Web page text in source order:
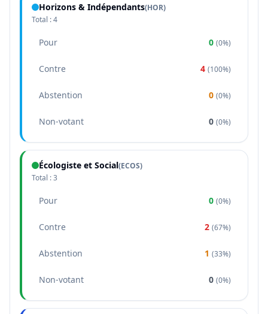
Horizons & Indépendants(HOR)
Total :4
Pour 0 (0%)
Contre 4 (100%)
Abstention 0 (0%)
Non-votant 0 (0%)
Écologiste et Social(ECOS)
Total :3
Pour 0 (0%)
Contre 2 (67%)
Abstention 1 (33%)
Non-votant 0 (0%)